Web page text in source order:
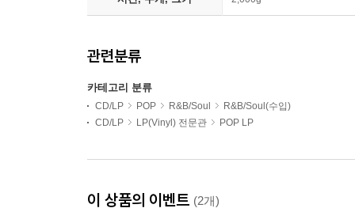
관련분류
카테고리 분류
CD/LP POP R&B/Soul
R&B/Soul(수입)
CD/LP
LP(Vinyl) 전문관 POP LP
이 상품의 이벤트 (2개)